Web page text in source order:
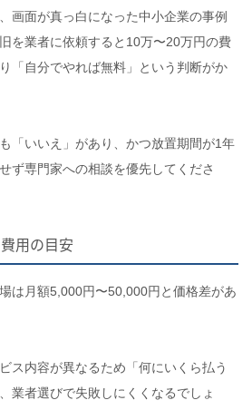
画面が真っ白になった中小企業の事例
を業者に依頼すると10万〜20万円の費
「自分でやれば無料」という判断がか
「いいえ」があり、かつ放置期間が1年
ず専門家への相談を優先してくださ
用の目安
は月額5,000円〜50,000円と価格差があ
ス内容が異なるため「何にいくら払う
業者選びで失敗しにくくなるでしょ